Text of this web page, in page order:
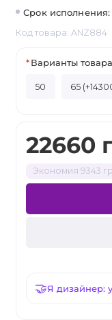
Срок исполнения:
Код товара: ANZ884
22660
Экономия 9343
Я дизайнер:
Варианты товара
50 65